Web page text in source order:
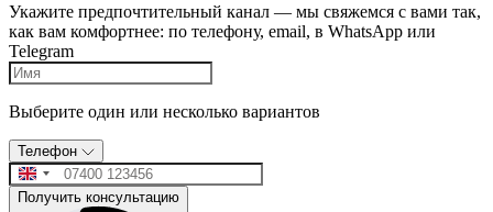
Укажите предпочтительный канал — мы свяжемся с вами так,
как вам комфортнее: по телефону, email, в WhatsApp или
Telegram
Выберите один или несколько вариантов
Телефон
Получить консультацию